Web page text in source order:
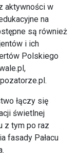
aktywności w
na
są również
i ich
Polskiego
łączy się
świetlnej
z tym po raz
fasady Pałacu